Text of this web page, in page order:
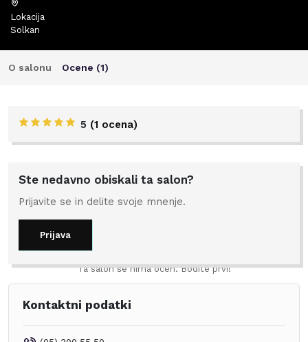
Lokacija
Solkan
O salonu Ocene (1)
5 (1 ocena)
Ste nedavno obiskali ta salon?
Prijavite se in delite svoje mnenje.
Prijava
Ta salon še nima ocen. Bodite prvi!
Kontaktni podatki